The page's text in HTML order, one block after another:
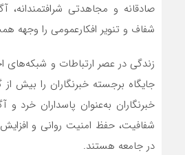
صادقانه و مجاهدتی
شفاف و تنویر افکار‌عمومی را وجهه
زندگی در عصر ارتباطات و شبکه‌های
جایگاه برجسته خبرنگاران را بیش
خبرنگاران به‌عنوان پاسداران خرد و
شفافیت، حفظ امنیت روانی و
در جامعه هستند.